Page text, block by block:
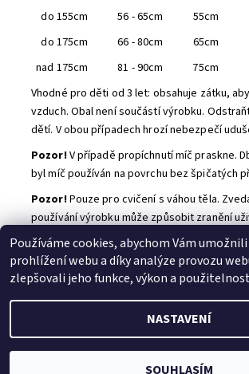
do 155cm 56 - 65cm 55cm
do 175cm 66 - 80cm 65cm
nad 175cm 81 - 90cm 75cm
Vhodné pro děti od 3 let: obsahuje zátku,
vzduch. Obal není součástí výrobku.
dětí. V obou případech hrozí nebezpečí
Pozor!V případě propíchnutí míč praskne.
byl míč používán na povrchu bez špičatých
Pozor!Pouze pro cvičení s váhou těla.
používání výrobku může způsobit zranění
Buďte první, kdo napíše příspěvek k této
Přidat komentář
2026 © B.B. SPORT s.r.o., všechna
Vytvořil Shoptet
Používáme cookies, abychom Vám
prohlížení webu a díky analýze provozu
zlepšovali jeho funkce, výkon a
NASTAVENÍ
SOUHLASÍM